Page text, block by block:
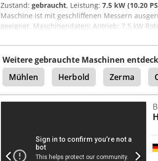
Zustand: gebraucht, Leistung: 7.5 kW (10.20
Maschine ist mit geschliffenen Messern
geeignet. Maschinendaten: Antrieb: 7,5 kW
mm Chodpfx Aqezmc Syswsa Rotorbreite: 900
Weitere gebrauchte Maschinen
Mühlen
Herbold Zerma